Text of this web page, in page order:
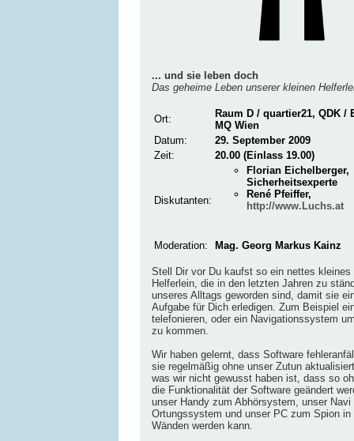
... und sie leben doch
Das geheime Leben unserer kleinen
Ort:
Raum D / quartier21, QDK /
MQ Wien
Datum:
29. September 2009
Zeit:
20.00 (Einlass 19.00)
Diskutanten:
Florian Eichelberger,
Sicherheitsexperte
René Pfeiffer,
http://www.Luchs.at
Moderation: Mag. Georg Markus Kainz
Stell Dir vor Du kaufst so ein nettes
Helferlein, die in den letzten Jahren zu
unseres Alltags geworden sind, damit sie
Aufgabe für Dich erledigen. Zum Beispiel
telefonieren, oder ein Navigationssystem
zu kommen.
Wir haben gelernt, dass Software
sie regelmäßig ohne unser Zutun
was wir nicht gewusst haben ist, dass so
die Funktionalität der Software geändert
unser Handy zum Abhörsystem, unser Navi
Ortungssystem und unser PC zum Spion in
Wänden werden kann.